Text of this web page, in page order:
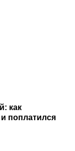
как
поплатился